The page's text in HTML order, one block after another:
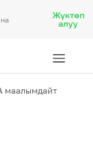
Жүктөп
алуу
маалымдайт